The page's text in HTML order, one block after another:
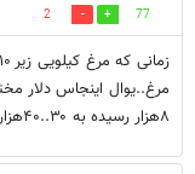
77
2
۸هزار رسیده به ۳۰..۴۰هزار ..